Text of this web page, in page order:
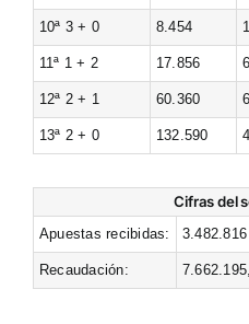
10ª 3 + 0 8.454
11ª 1 + 2 17.856
12ª 2 + 1 60.360
13ª 2 + 0 132.590
Cifras del
Apuestas recibidas: 3.482.816
Recaudación: